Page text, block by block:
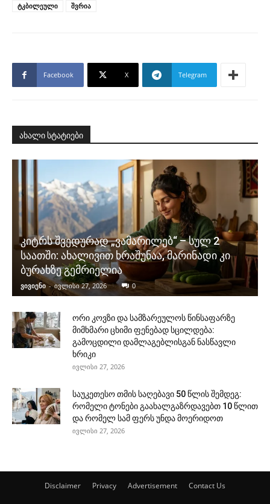
ტკბილეული
შვრია
Facebook X Telegram
ახალი სტატიები
კიტრს შვედურად „ვამარილებ“ – სულ 2
საათში: ახალივით ხრაშუნაა, მარინადი კი
ბურახზე გემრიელია
ვივიენი - ივლისი 27, 2026 0
ორი კოვზი და სამზარეულოს წინსაფარზე
მიმხმარი ცხიმი ფენებად სცილდება:
გამოცდილი დამლაგებლისგან ნასწავლი
ხრიკი
ივლისი 27, 2026
საუკეთესო თმის საღებავი 50 წლის შემდეგ:
რომელი ტონები გაახალგაზრდავებთ 10 წლით
და რომელ სამ ფერს უნდა მოერიდოთ
ივლისი 27, 2026
Disclaimer Privacy Advertisement Contact Us